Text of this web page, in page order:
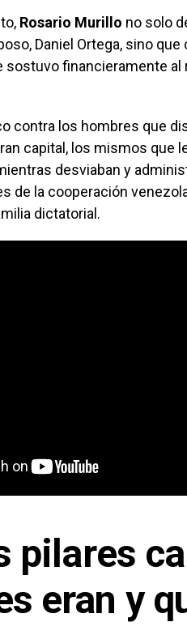
Rosario Murillo no solo
Daniel Ortega, sino
sostuvo financieramente
contra los hombres que
capital, los mismos que
desviaban y
de la cooperación
dictatorial.
pilares
eran y